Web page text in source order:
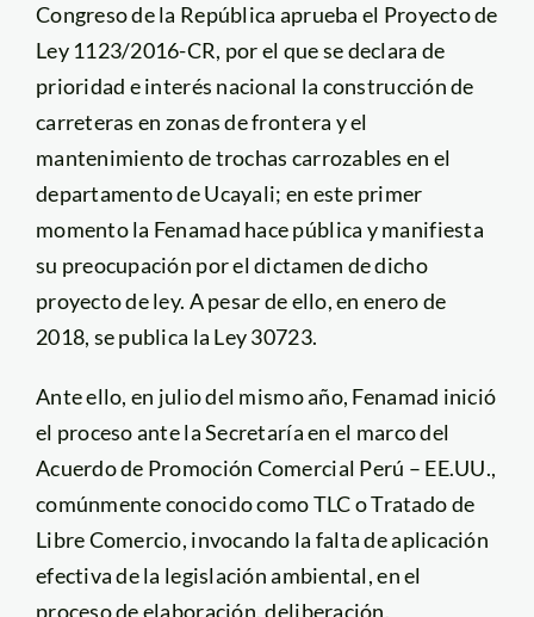
Congreso de la República aprueba el Proyecto de
Ley 1123/2016-CR, por el que se declara de
prioridad e interés nacional la construcción de
carreteras en zonas de frontera y el
mantenimiento de trochas carrozables en el
departamento de Ucayali; en este primer
momento la Fenamad hace pública y manifiesta
su preocupación por el dictamen de dicho
proyecto de ley. A pesar de ello, en enero de
2018, se publica la Ley 30723.
Ante ello, en julio del mismo año, Fenamad inició
el proceso ante la Secretaría en el marco del
Acuerdo de Promoción Comercial Perú – EE.UU.,
comúnmente conocido como TLC o Tratado de
Libre Comercio, invocando la falta de aplicación
efectiva de la legislación ambiental, en el
proceso de elaboración, deliberación,